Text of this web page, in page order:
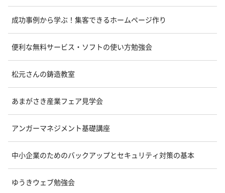
成功事例から学ぶ！集客できるホームページ作り
便利な無料サービス・ソフトの使い方勉強会
松元さんの鋳造教室
あまがさき産業フェア見学会
アンガーマネジメント基礎講座
中小企業のためのバックアップとセキュリティ対策の基本
ゆうきウェブ勉強会